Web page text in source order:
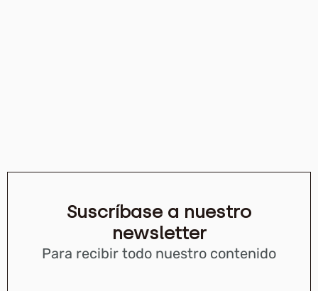
Suscríbase a nuestro
newsletter
Para recibir todo nuestro contenido